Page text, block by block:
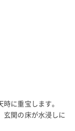
に重宝します。
玄関の床が水浸しに